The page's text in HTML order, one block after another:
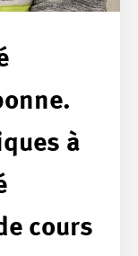
à
cours